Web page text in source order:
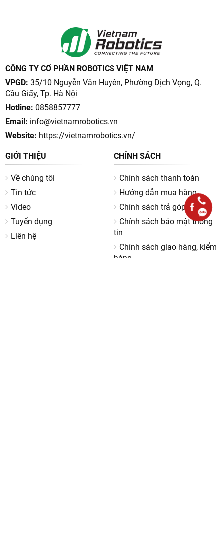
CÔNG TY CỔ PHẦN ROBOTICS VIỆT NAM
VPGD: 35/10 Nguyễn Văn Huyên, Phường Dịch Vọng, Q.
Cầu Giấy, Tp. Hà Nội
Hotline: 0858857777
Email: info@vietnamrobotics.vn
Website: https://vietnamrobotics.vn/
GIỚI THIỆU
Về chúng tôi
Tin tức
Video
Tuyển dụng
Liên hệ
CHÍNH SÁCH
Chính sách thanh toán
Hướng dẫn mua hàng
Chính sách trả góp 0%
Chính sách bảo mật thông
tin
Chính sách giao hàng, kiểm
hàng